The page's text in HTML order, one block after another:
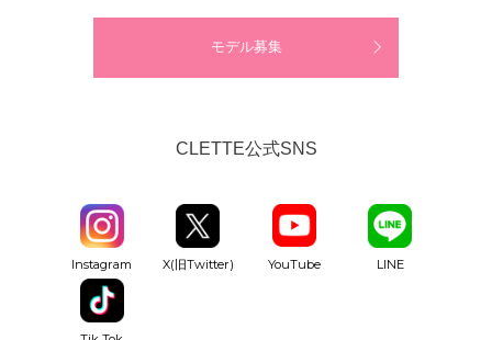
モデル募集
CLETTE公式SNS
Instagram X(旧Twitter) YouTube LINE